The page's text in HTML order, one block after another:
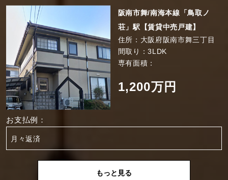
阪南市舞/南海本線「鳥取ノ
荘」駅【賃貸中売戸建】
住所：大阪府阪南市舞三丁目
間取り：3LDK
専有面積：
1,200万円
お支払例：
月々返済
もっと見る